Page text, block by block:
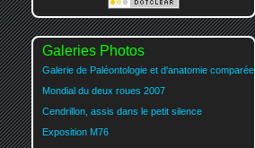
Galeries Photos
Galerie de Paléontologie et d'anatomie comparée
Mondial du deux roues 2007
Cendrillon, assis dans le petit silence
Exposition M76